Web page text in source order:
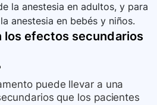
la anestesia en adultos, y para
anestesia en bebés y niños.
los efectos secundarios
puede llevar a una
que los pacientes